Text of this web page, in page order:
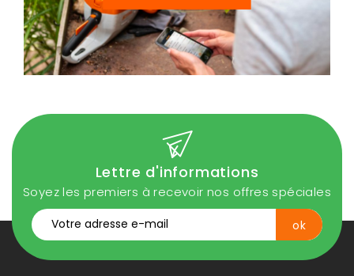
Lettre d'informations
Soyez les premiers à recevoir nos offres spéciales